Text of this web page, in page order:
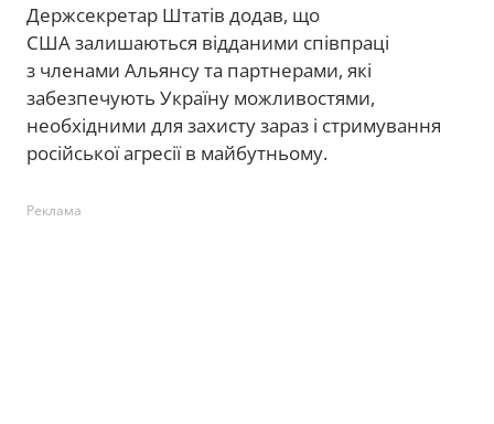
Держсекретар Штатів додав, що
США залишаються відданими співпраці
з членами Альянсу та партнерами, які
забезпечують Україну можливостями,
необхідними для захисту зараз і стримування
російської агресії в майбутньому.
Реклама